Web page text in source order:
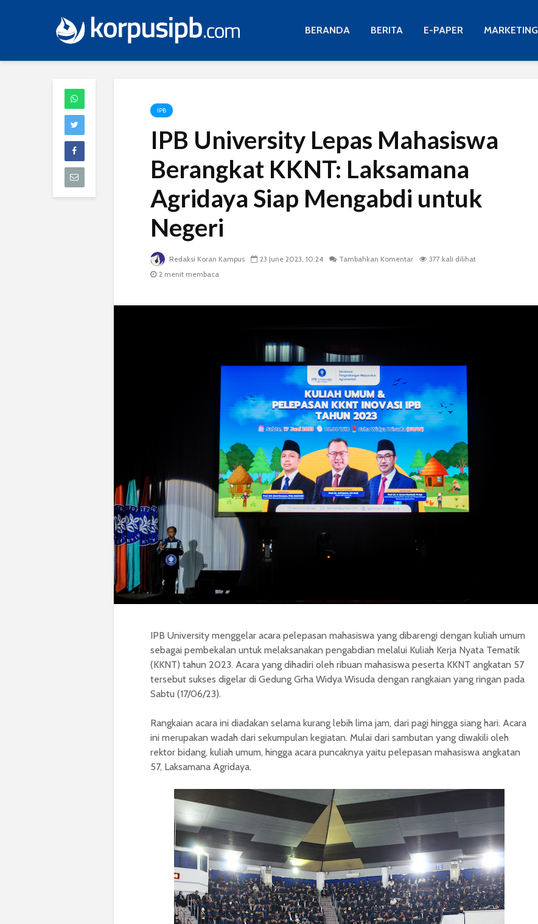
BERANDA BERITA E-PAPER MARKETING
IPB
IPB University Lepas Mahasiswa
Berangkat KKNT: Laksamana
Agridaya Siap Mengabdi untuk
Negeri
Redaksi Koran Kampus 23 June 2023, 10:24 Tambahkan Komentar
377 kali dilihat
2 menit membaca
IPB University menggelar acara pelepasan mahasiswa yang dibarengi dengan kuliah umum
sebagai pembekalan untuk melaksanakan pengabdian melalui Kuliah Kerja Nyata Tematik
(KKNT) tahun 2023. Acara yang dihadiri oleh ribuan mahasiswa peserta KKNT angkatan 57
tersebut sukses digelar di Gedung Grha Widya Wisuda dengan rangkaian yang ringan pada
Sabtu (17/06/23).
Rangkaian acara ini diadakan selama kurang lebih lima jam, dari pagi hingga siang hari. Acara
ini merupakan wadah dari sekumpulan kegiatan. Mulai dari sambutan yang diwakili oleh
rektor bidang, kuliah umum, hingga acara puncaknya yaitu pelepasan mahasiswa angkatan
57, Laksamana Agridaya.